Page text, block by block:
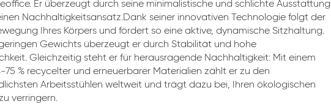
Er überzeugt durch seine minimalistische und schlichte Ausstattung
Nachhaltigkeitsansatz.Dank seiner innovativen Technologie folgt der
Ihres Körpers und fördert so eine aktive, dynamische Sitzhaltung.
geringen Gewichts überzeugt er durch Stabilität und hohe
Gleichzeitig steht er für herausragende Nachhaltigkeit: Mit einem
75 % recycelter und erneuerbarer Materialien zählt er zu den
Arbeitsstühlen weltweit und trägt dazu bei, Ihren ökologischen
verringern.